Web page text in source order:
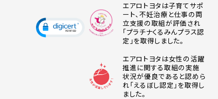
エアロトヨタは子育てサポ
ート、不妊治療と仕事の両
立支援の取組が評価され
「プラチナくるみんプラス認
定」を取得しました。
エアロトヨタは女性の活躍
推進に関する取組の実施
状況が優良であると認めら
れ「えるぼし認定」を取得し
ました。